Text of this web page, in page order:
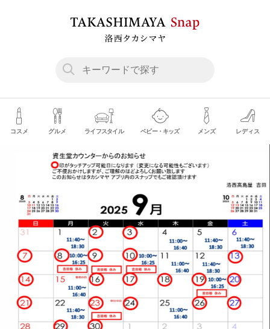
コスメ グルメ ライフスタイル ベビー・キッズ メンズ レディス